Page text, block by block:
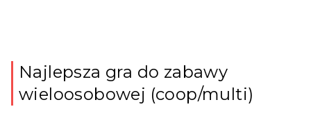
Najlepsza gra do zabawy
wieloosobowej (coop/multi)